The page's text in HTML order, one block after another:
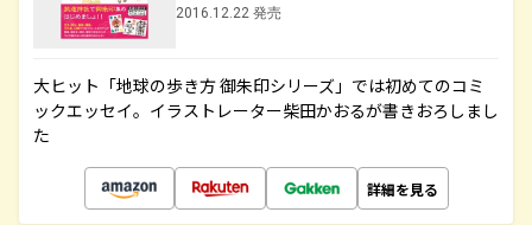
2016.12.22 発売
大ヒット「地球の歩き方 御朱印シリーズ」では初めてのコミ
ックエッセイ。イラストレーター柴田かおるが書きおろしまし
た
詳細を見る